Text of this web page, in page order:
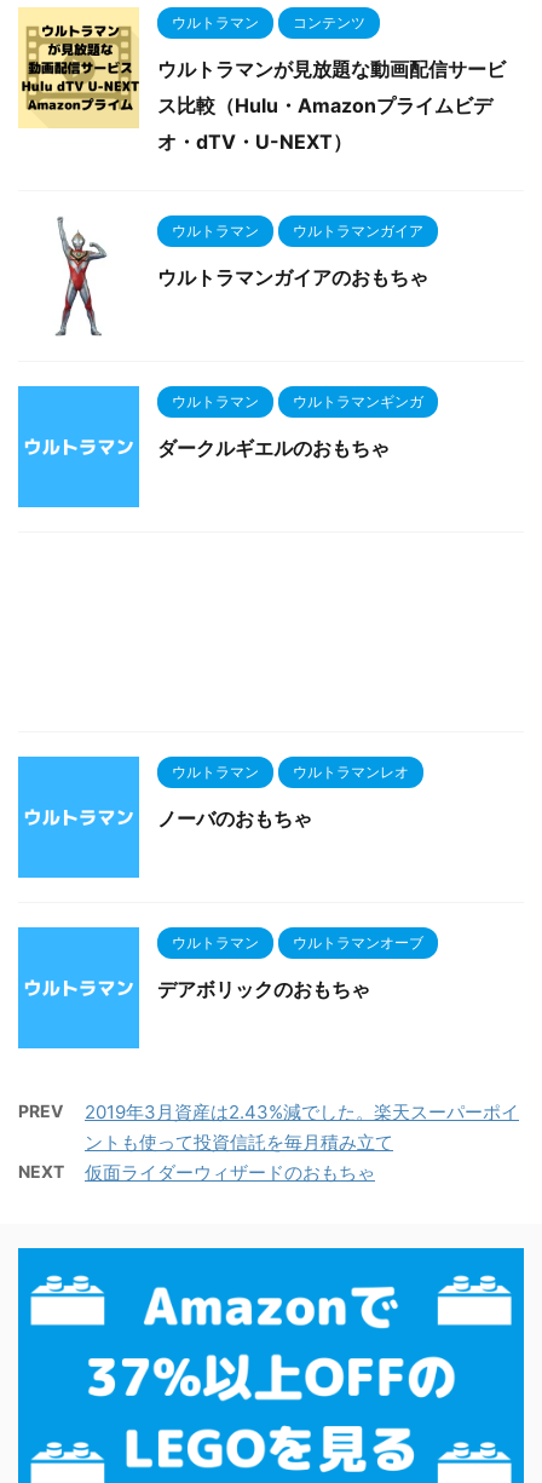
ウルトラマン コンテンツ
ウルトラマンが見放題な動画配信サービ
ス比較（Hulu・Amazonプライムビデ
オ・dTV・U-NEXT）
ウルトラマン ウルトラマンガイア
ウルトラマンガイアのおもちゃ
ウルトラマン ウルトラマンギンガ
ダークルギエルのおもちゃ
ウルトラマン ウルトラマンレオ
ノーバのおもちゃ
ウルトラマン ウルトラマンオーブ
デアボリックのおもちゃ
PREV
2019年3月資産は2.43%減でした。楽天スーパーポイ
ントも使って投資信託を毎月積み立て
NEXT 仮面ライダーウィザードのおもちゃ